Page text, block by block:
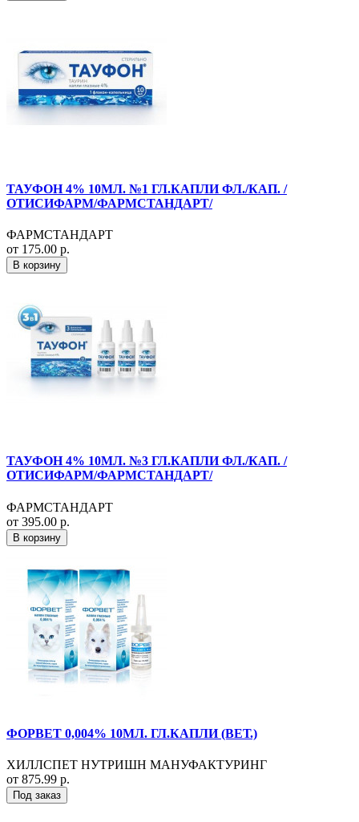
ТАУФОН 4% 10МЛ. №1 ГЛ.КАПЛИ ФЛ./КАП. /
ОТИСИФАРМ/ФАРМСТАНДАРТ/
ФАРМСТАНДАРТ
от 175.00 р.
В корзину
ТАУФОН 4% 10МЛ. №3 ГЛ.КАПЛИ ФЛ./КАП. /
ОТИСИФАРМ/ФАРМСТАНДАРТ/
ФАРМСТАНДАРТ
от 395.00 р.
В корзину
ФОРВЕТ 0,004% 10МЛ. ГЛ.КАПЛИ (ВЕТ.)
ХИЛЛСПЕТ НУТРИШН МАНУФАКТУРИНГ
от 875.99 р.
Под заказ